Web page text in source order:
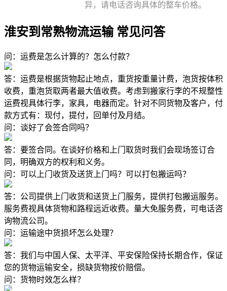
异，请电话咨询具体的整车价格。
淮安到常熟物流运输 常见问答
问：运费是怎么计算的？怎么付款？
答：运费是根据货物起止地点，重货按重量计费，泡货按体积
收费，重泡货取两者最大值收费。考虑到搬家行李的不规整性
运费视具体行李，家具，电器而定。针对不同货物及客户，付
款方式有：现付，提付，回单付及月结。
问：谈好了会签合同吗？
答：要签合同。在谈好价格和上门取货时我们会现场签订合
同，明确双方的权利和义务。
问：可以上门收货及送货上门吗？可以打包搬运吗？
答：公司提供上门收货和送货上门服务，提供打包搬运服务。
服务费视具体货物和路程远近收费。量大免服务费，可电话咨
询物流公司。
问：运输途中货损坏怎么处理？
答：我们与中国人保、太平洋、平安保险保持长期合作，保证
您的货物运输安全，损缺货物按价赔偿。
问：货物时效怎么样？